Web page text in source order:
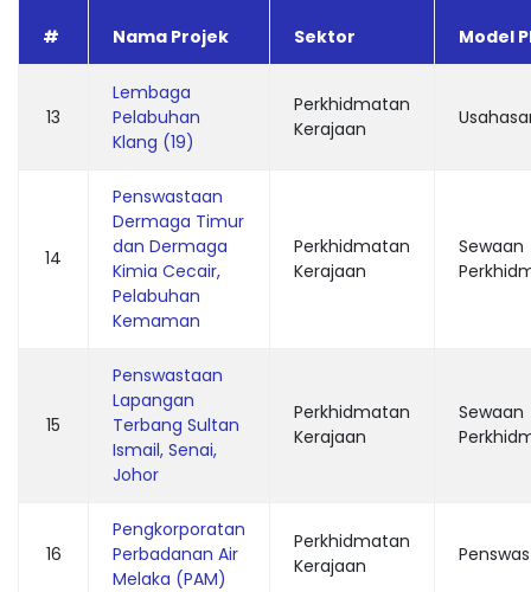
# Nama Projek Sektor Model
13
Lembaga
Pelabuhan
Klang (19)
Perkhidmatan
Kerajaan
14
Penswastaan
Dermaga Timur
dan Dermaga
Kimia Cecair,
Pelabuhan
Kemaman
Perkhidmatan
Kerajaan
Sewaan
15
Penswastaan
Lapangan
Terbang Sultan
Ismail, Senai,
Johor
Perkhidmatan
Kerajaan
Sewaan
16
Pengkorporatan
Perbadanan Air
Melaka (PAM)
Perkhidmatan
Kerajaan